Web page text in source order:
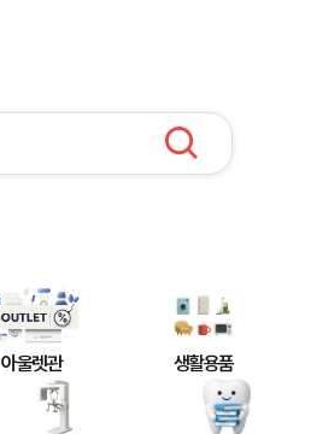
아울렛관 생활용품